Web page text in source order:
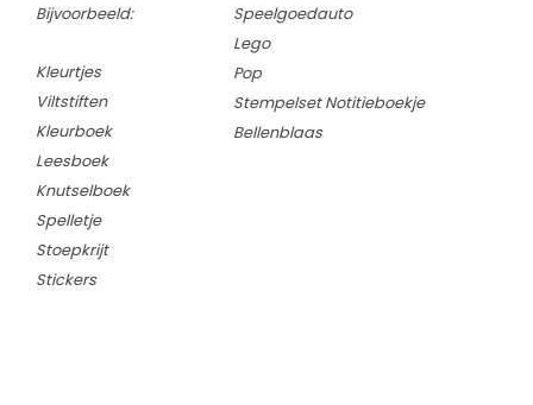
Bijvoorbeeld:
Kleurtjes
Viltstiften
Kleurboek
Leesboek
Knutselboek
Spelletje
Stoepkrijt
Stickers
Speelgoedauto
Lego
Pop
StempelsetNotitieboekje
Bellenblaas